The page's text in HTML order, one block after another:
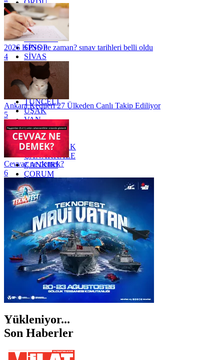
ORDU
OSMANİYE
RİZE
SAKARYA
SAMSUN
SİNOP
SİVAS
SİİRT
TEKİRDAĞ
TOKAT
TRABZON
TUNCELİ
UŞAK
VAN
YALOVA
YOZGAT
ZONGULDAK
ÇANAKKALE
ÇANKIRI
ÇORUM
İSTANBUL
İZMİR
ŞANLIURFA
ŞIRNAK
2026 KPSS ne zaman? sınav tarihleri belli oldu
4
Ankara Kedileri 27 Ülkeden Canlı Takip Ediliyor
5
Cevvaz ne demek?
6
Yükleniyor...
Son Haberler